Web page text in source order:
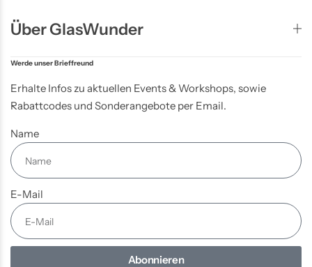
Über GlasWunder
Werde unser Brieffreund
Erhalte Infos zu aktuellen Events & Workshops, sowie
Rabattcodes und Sonderangebote per Email.
Name
E-Mail
Abonnieren